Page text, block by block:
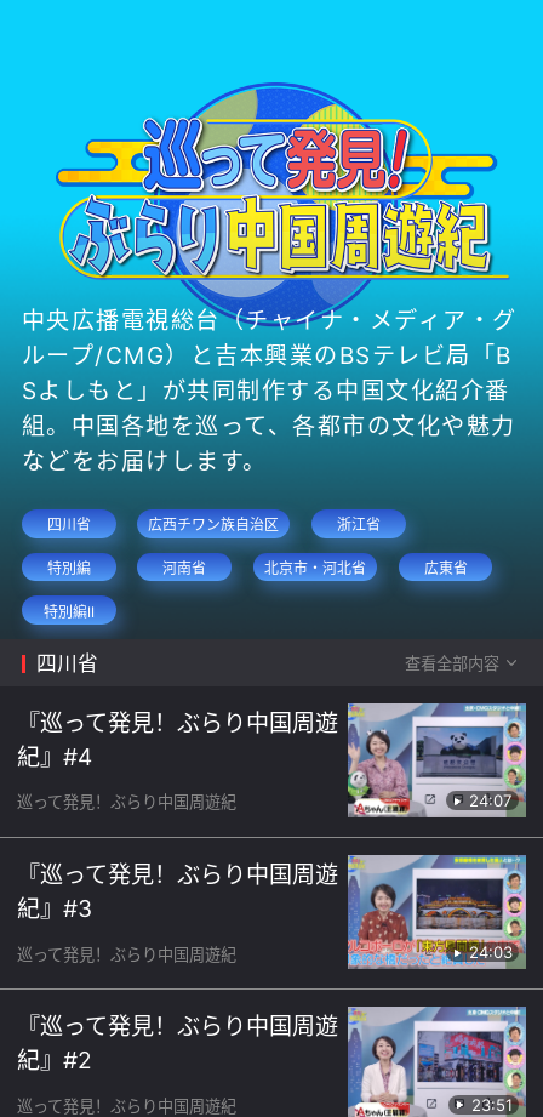
中央広播電視総台（チャイナ・メディア・グ
ループ/CMG）と吉本興業のBSテレビ局「B
Sよしもと」が共同制作する中国文化紹介番
組。中国各地を巡って、各都市の文化や魅力
などをお届けします。
四川省 広西チワン族自治区 浙江省
特別編 河南省 北京市・河北省 広東省
特別編II
四川省 查看全部内容
『巡って発見！ぶらり中国周遊
紀』#4
巡って発見！ぶらり中国周遊紀 24:07
『巡って発見！ぶらり中国周遊
紀』#3
巡って発見！ぶらり中国周遊紀 24:03
『巡って発見！ぶらり中国周遊
紀』#2
巡って発見！ぶらり中国周遊紀 23:51